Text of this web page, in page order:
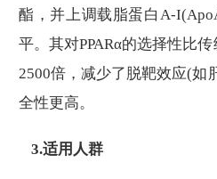
酯，并上调载脂蛋白A-
平。其对PPARα的选择性比
2500倍，减少了脱靶效应(如
全性更高。
3.适用人群